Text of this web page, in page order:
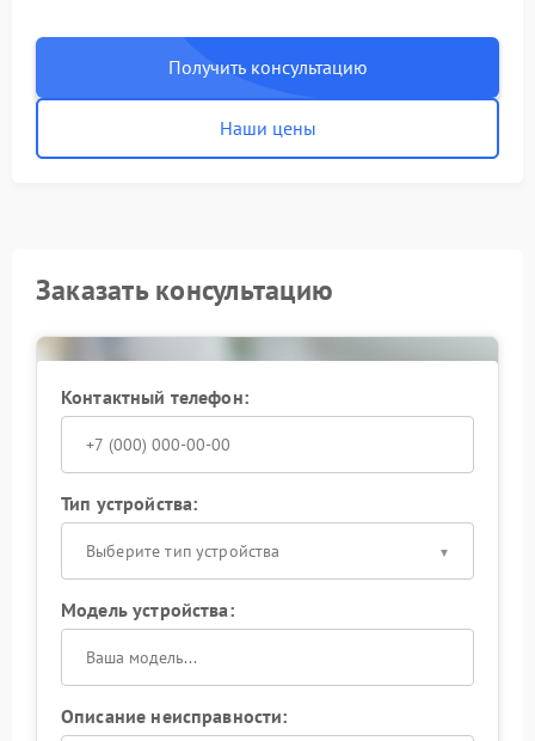
Получить консультацию
Наши цены
Заказать консультацию
Контактный телефон:
Тип устройства:
Выберите тип устройства
Модель устройства:
Описание неисправности: